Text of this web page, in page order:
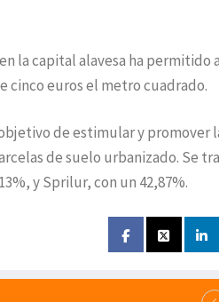
la capital alavesa ha permitido
cinco euros el metro cuadrado.
de estimular y promover
de suelo urbanizado. Se
y Sprilur, con un 42,87%.